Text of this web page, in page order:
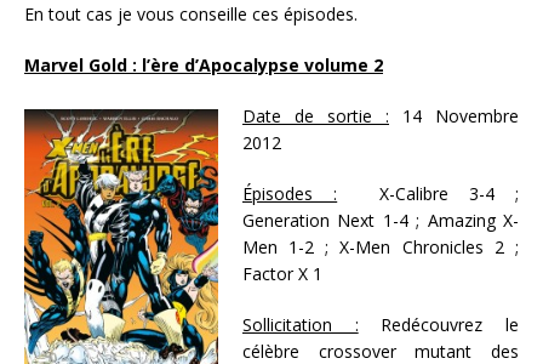
En tout cas je vous conseille ces épisodes.
Marvel Gold : l’ère d’Apocalypse volume 2
Date de sortie : 14 Novembre
2012
Épisodes : X-Calibre 3-4 ;
Generation Next 1-4 ; Amazing X-
Men 1-2 ; X-Men Chronicles 2 ;
Factor X 1
Sollicitation : Redécouvrez le
célèbre crossover mutant des